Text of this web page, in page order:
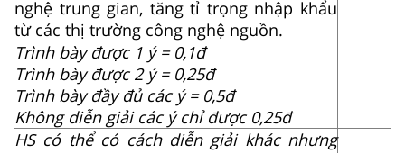
nghệ trung gian, tăng tỉ trọng nhập khẩu
từ các thị trường công nghệ nguồn.
Trình bày được 1 ý = 0,1đ
Trình bày được 2 ý = 0,25đ
Trình bày đầy đủ các ý = 0,5đ
Không diễn giải các ý chỉ được 0,25đ
HS có thể có cách diễn giải khác nhưng